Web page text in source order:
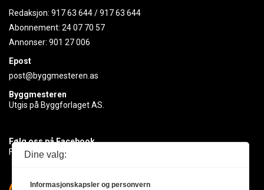
Redaksjon: 917 63 644/917 63 644
Abonnement: 24 07 70 57
Annonser: 901 27 006
Epost
post@byggmesteren.as
Byggmesteren
Utgis på Byggforlaget AS.
Følg oss på Facebook
Få med deg det siste innen byggebransjen
Dine valg:
Informasjonskapsler og personvern